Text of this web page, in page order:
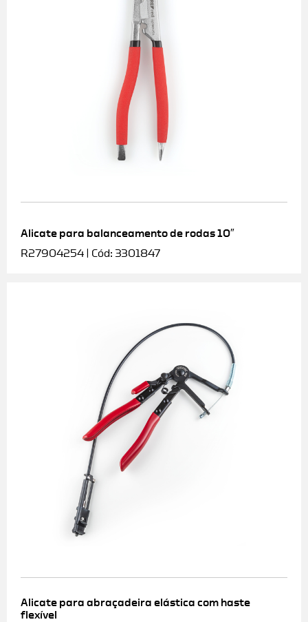
Alicate para balanceamento de rodas 10″
R27904254 | Cód: 3301847
Alicate para abraçadeira elástica com haste
flexível